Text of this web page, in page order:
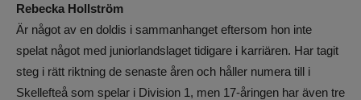
Rebecka Hollström
Är något av en doldis i sammanhanget eftersom hon inte
spelat något med juniorlandslaget tidigare i karriären. Har tagit
steg i rätt riktning de senaste åren och håller numera till i
Skellefteå som spelar i Division 1, men 17-åringen har även tre